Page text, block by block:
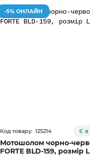
-5% ОНЛАЙН
125214 Є в
Мотошолом чорно-
FORTE BLD-159, розмір L